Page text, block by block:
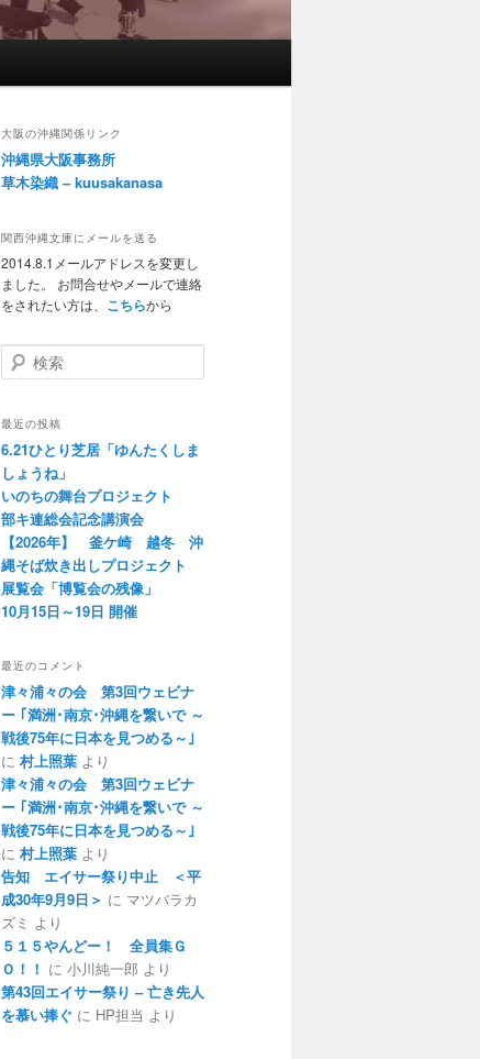
大阪の沖縄関係リンク
沖縄県大阪事務所
草木染織 – kuusakanasa
関西沖縄文庫にメールを送る
2014.8.1メールアドレスを変更し
ました。 お問合せやメールで連絡
をされたい方は、 こちらから
検索
最近の投稿
6.21ひとり芝居「ゆんたくしま
しょうね」
いのちの舞台プロジェクト
部キ連総会記念講演会
【2026年】 釜ケ崎 越冬 沖
縄そば炊き出しプロジェクト
展覧会「博覧会の残像」
10月15日～19日 開催
最近のコメント
津々浦々の会 第3回ウェビナ
ー ｢満洲･南京･沖縄を繋いで ～
戦後75年に日本を見つめる～｣
に 村上照葉 より
津々浦々の会 第3回ウェビナ
ー ｢満洲･南京･沖縄を繋いで ～
戦後75年に日本を見つめる～｣
に 村上照葉 より
告知 エイサー祭り中止 ＜平
成30年9月9日＞ に マツバラカ
ズミ より
５１５やんどー！ 全員集Ｇ
Ｏ！！ に 小川純一郎 より
第43回エイサー祭り – 亡き先人
を慕い捧ぐ に HP担当 より